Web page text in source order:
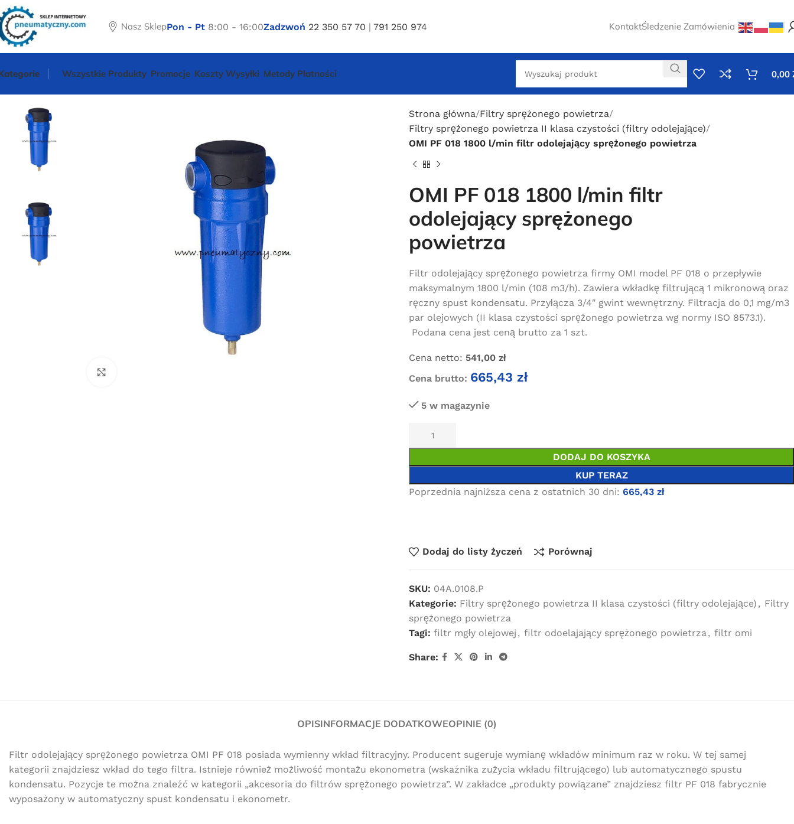
Nasz SklepPon - Pt 8:00 - 16:00Zadzwoń 22 350 57 70 |791 250 974 KontaktŚledzenie Zamówienia
Wszystkie Produkty Promocje Koszty Wysyłki Metody Płatności 0,00
Strona główna Filtry sprężonego powietrza
Filtry sprężonego powietrza II klasa czystości (filtry odolejające)
OMI PF 018 1800 l/min filtr odolejający sprężonego powietrza
OMI PF 018 1800 l/min filtr
odolejający sprężonego
powietrza
Filtr odolejający sprężonego powietrza firmy OMI model PF 018 o przepływie
maksymalnym 1800 l/min (108 m3/h). Zawiera wkładkę filtrującą 1 mikronową oraz
ręczny spust kondensatu. Przyłącza 3/4″ gwint wewnętrzny. Filtracja do 0,1 mg/m3
par olejowych (II klasa czystości sprężonego powietrza wg normy ISO 8573.1).
Podana cena jest ceną brutto za 1 szt.
Cena netto: 541,00 zł
Cena brutto: 665,43 zł
5 w magazynie
DODAJ DO KOSZYKA
KUP TERAZ
Poprzednia najniższa cena z ostatnich 30 dni: 665,43 zł
Dodaj do listy życzeń Porównaj
SKU: 04A.0108.P
Kategorie: Filtry sprężonego powietrza II klasa czystości (filtry odolejające) , Filtry
sprężonego powietrza
Tagi: filtr mgły olejowej , filtr odoelajający sprężonego powietrza , filtr omi
Share:
OPISINFORMACJE DODATKOWEOPINIE (0)
Filtr odolejający sprężonego powietrza OMI PF 018 posiada wymienny wkład filtracyjny. Producent sugeruje wymianę wkładów minimum raz w roku. W tej samej
kategorii znajdziesz wkład do tego filtra. Istnieje również możliwość montażu ekonometra (wskaźnika zużycia wkładu filtrującego) lub automatycznego spustu
kondensatu. Pozycje te można znaleźć w kategorii „akcesoria do filtrów sprężonego powietrza”. W zakładce „produkty powiązane” znajdziesz filtr PF 018 fabrycznie
wyposażony w automatyczny spust kondensatu i ekonometr.